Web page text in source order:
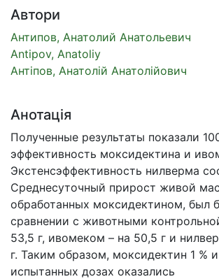
Автори
Антипов, Анатолий Анатольевич
Antipov, Anatoliy
Антіпов, Анатолій Анатолійович
Анотація
Полученные результаты показали
эффективность моксидектина и
Экстенсэффективность нилверма
Среднесуточный прирост живой
обработанных моксидектином, был
сравнении с животными
53,5 г, ивомеком – на 50,5 г и
г. Таким образом, моксидектин 1 %
испытанных дозах оказались